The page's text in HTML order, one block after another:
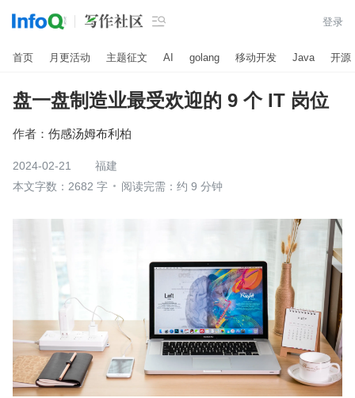
 登录
首页 月更活动 主题征文 AI golang 移动开发 Java 开源
盘一盘制造业最受欢迎的 9 个 IT 岗位
作者： 伤感汤姆布利柏
2024-02-21
福建
本文字数：2682 字
阅读完需：约 9 分钟